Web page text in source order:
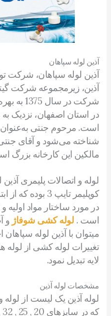
آذین لوله سپاهان
آذین لوله سپاهان، شرکت
آذین، زیرمجموعه شرکت
شرکت در
در استان اصفهان، نزدیک
است. مرحوم جنتی به‌عنوان
شناخته می‌شود و آقای
مالکین این کارخانه بزرگ
لوله و اتصالات پلیمری
کوپلیمر تایپ 3
در مورد ساختار مواد
است . لوله کشی شوفاژ و
میتوان با آذین لوله سپاهان
تغییرات لوله کشی از لوله
لایه تبدیل نمود.
مشخصات لوله آذین
لوله آذین یک لیست از